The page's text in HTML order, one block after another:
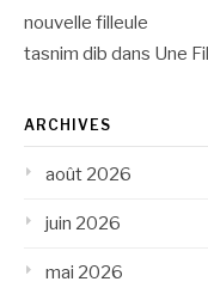
nouvelle filleule
tasnim dib dans Une
ARCHIVES
août 2026
juin 2026
mai 2026